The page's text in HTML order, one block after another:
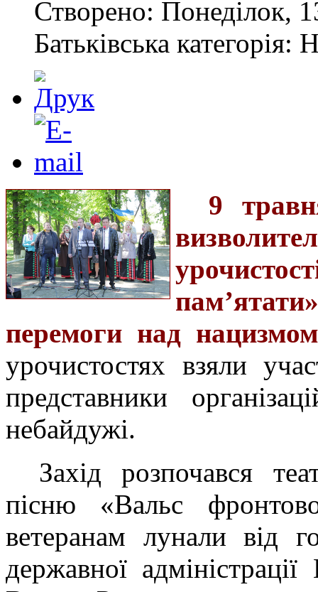
Створено: Понеділок,
Батьківська категорія:
9
перемоги над
урочистостях взяли
представники
небайдужі.
Захід розпочався
пісню «Вальс
ветеранам лунали від
державної